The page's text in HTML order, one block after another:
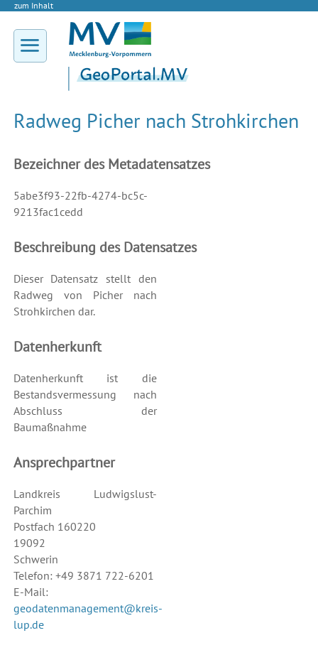
zum Inhalt
Radweg Picher nach Strohkirchen
Bezeichner des Metadatensatzes
5abe3f93-22fb-4274-bc5c-
9213fac1cedd
Beschreibung des Datensatzes
Dieser Datensatz stellt den
Radweg von Picher nach
Strohkirchen dar.
Datenherkunft
Datenherkunft ist die
Bestandsvermessung nach
Abschluss der
Baumaßnahme
Ansprechpartner
Landkreis Ludwigslust-
Parchim
Postfach 160220
19092
Schwerin
Telefon: +49 3871 722-6201
E-Mail:
geodatenmanagement@kreis-
lup.de